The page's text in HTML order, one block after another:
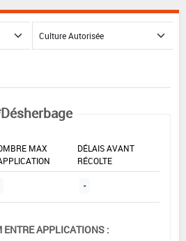
MAX
DÉLAIS AVANT
RÉCOLTE
-
APPLICATIONS :